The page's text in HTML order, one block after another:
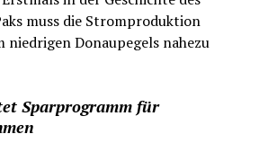
muss die Stromproduktion
niedrigen Donaupegels nahezu
Sparprogramm für